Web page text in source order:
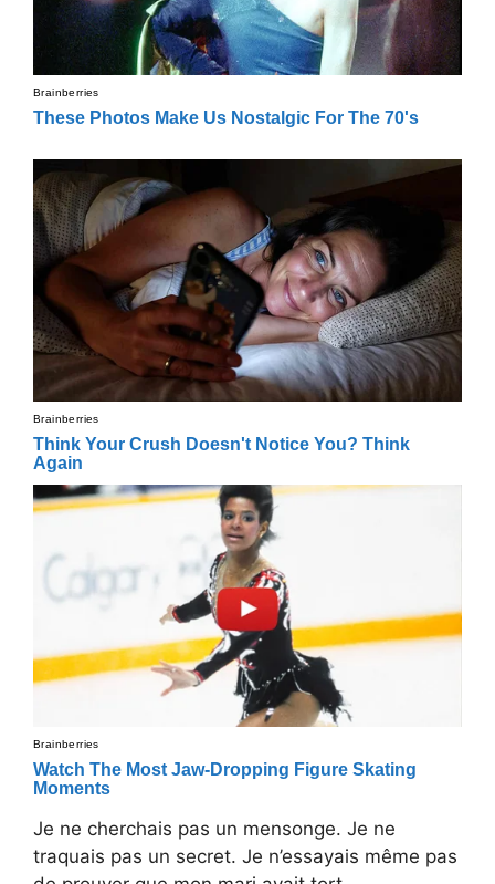
Je ne cherchais pas un mensonge. Je ne
traquais pas un secret. Je n’essayais même pas